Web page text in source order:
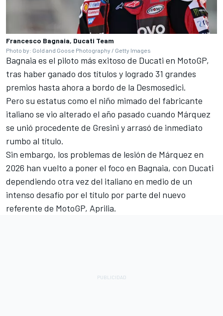
Francesco Bagnaia, Ducati Team
Photo by: Gold and Goose Photography / Getty Images
Bagnaia es el piloto más exitoso de Ducati en MotoGP,
tras haber ganado dos títulos y logrado 31 grandes
premios hasta ahora a bordo de la Desmosedici.
Pero su estatus como el niño mimado del fabricante
italiano se vio alterado el año pasado cuando Márquez
se unió procedente de Gresini y arrasó de inmediato
rumbo al título.
Sin embargo, los problemas de lesión de Márquez en
2026 han vuelto a poner el foco en Bagnaia, con Ducati
dependiendo otra vez del italiano en medio de un
intenso desafío por el título por parte del nuevo
referente de MotoGP, Aprilia.